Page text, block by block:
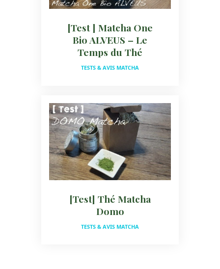
[Test ] Matcha One
Bio ALVEUS – Le
Temps du Thé
TESTS & AVIS MATCHA
[Test] Thé Matcha
Domo
TESTS & AVIS MATCHA